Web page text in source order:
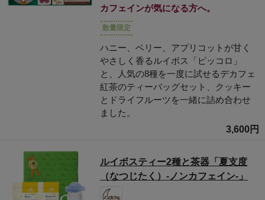
カフェインが気になる方へ。
数量限定
ハニー、ベリー、アプリコットが甘く
やさしく香るルイボス「ピッコロ」
と、人気の8種を一度に試せるデカフェ
紅茶のティーバッグセット、クッキー
とドライフルーツを一緒に詰め合わせ
ました。
3,600円
ルイボスティー2種と茶器「夏支度
（なつじたく）-ノンカフェイン-」